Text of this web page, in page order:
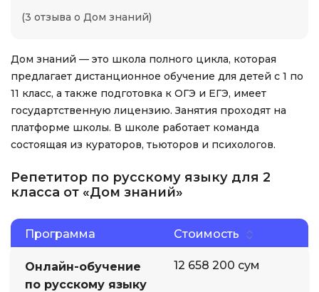
(3 отзыва о Дом знаний)
Дом знаний — это школа полного цикла, которая
предлагает дистанционное обучение для детей с 1 по
11 класс, а также подготовка к ОГЭ и ЕГЭ, имеет
государтственную лицензию. Занятия проходят на
платформе школы. В школе работает команда
состоящая из кураторов, тьюторов и психологов.
Репетитор по русскому языку для 2
класса от «Дом знаний»
Программа Стоимость
Онлайн-обучение
по русскому языку
12 658 200 сум